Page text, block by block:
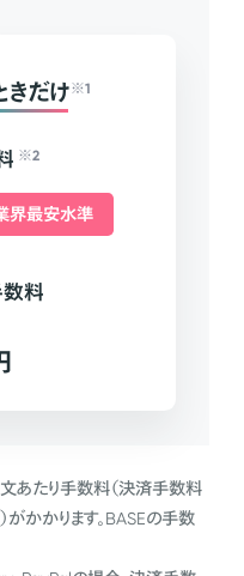
きだけ ※1
※2
界最安水準
数料
あたり手数料（決済手数料
かかります。BASEの手数